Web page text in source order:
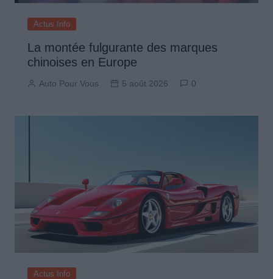
Actus Info
La montée fulgurante des marques
chinoises en Europe
Auto Pour Vous 5 août 2026 0
Actus Info